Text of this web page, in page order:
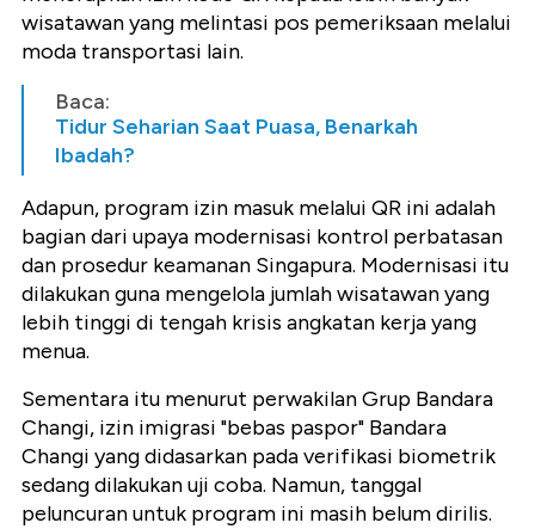
wisatawan yang melintasi pos pemeriksaan melalui
moda transportasi lain.
Baca:
Tidur Seharian Saat Puasa, Benarkah
Ibadah?
Adapun, program izin masuk melalui QR ini adalah
bagian dari upaya modernisasi kontrol perbatasan
dan prosedur keamanan Singapura. Modernisasi itu
dilakukan guna mengelola jumlah wisatawan yang
lebih tinggi di tengah krisis angkatan kerja yang
menua.
Sementara itu menurut perwakilan Grup Bandara
Changi, izin imigrasi "bebas paspor" Bandara
Changi yang didasarkan pada verifikasi biometrik
sedang dilakukan uji coba. Namun, tanggal
peluncuran untuk program ini masih belum dirilis.